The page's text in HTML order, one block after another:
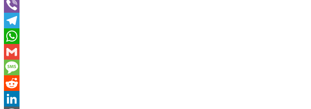
Twitter
Viber
Telegram
WhatsApp
Gmail
Message
Reddit